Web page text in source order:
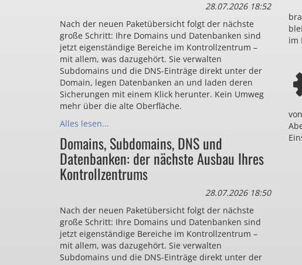
28.07.2026 18:52
Nach der neuen Paketübersicht folgt der nächste
große Schritt: Ihre Domains und Datenbanken sind
jetzt eigenständige Bereiche im Kontrollzentrum –
mit allem, was dazugehört. Sie verwalten
Subdomains und die DNS-Einträge direkt unter der
Domain, legen Datenbanken an und laden deren
Sicherungen mit einem Klick herunter. Kein Umweg
mehr über die alte Oberfläche.
Alles lesen...
Domains, Subdomains, DNS und
Datenbanken: der nächste Ausbau Ihres
Kontrollzentrums
28.07.2026 18:50
Nach der neuen Paketübersicht folgt der nächste
große Schritt: Ihre Domains und Datenbanken sind
jetzt eigenständige Bereiche im Kontrollzentrum –
mit allem, was dazugehört. Sie verwalten
Subdomains und die DNS-Einträge direkt unter der
im